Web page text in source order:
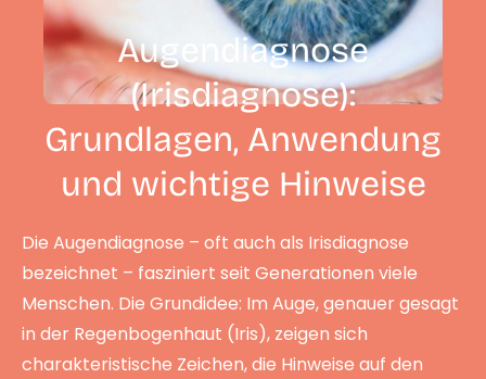
Augendiagnose
(Irisdiagnose):
Grundlagen, Anwendung
und wichtige Hinweise
Die Augendiagnose – oft auch als Irisdiagnose
bezeichnet – fasziniert seit Generationen viele
Menschen. Die Grundidee: Im Auge, genauer gesagt
in der Regenbogenhaut (Iris), zeigen sich
charakteristische Zeichen, die Hinweise auf den